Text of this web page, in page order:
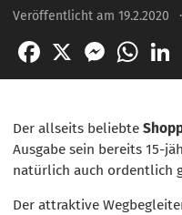
Facebook Messenger
Veröffentlicht am 19.2.2020
Der allseits beliebte
Ausgabe sein bereits 15-
natürlich auch ordentlich
Der attraktive